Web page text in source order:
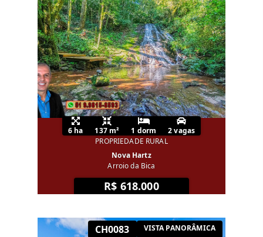
6 ha 137 m² 1 dorm
2 vagas
PROPRIEDADE RURAL
Nova Hartz
Arroio da Bica
R$ 618.000
CH0083 VISTA PANORÂMICA